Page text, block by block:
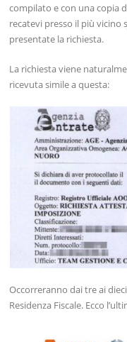
compilato e con una copia
recatevi presso il più vicino
presentate la richiesta.
La richiesta viene
ricevuta simile a questa:
Occorreranno dai tre ai
Residenza Fiscale. Ecco